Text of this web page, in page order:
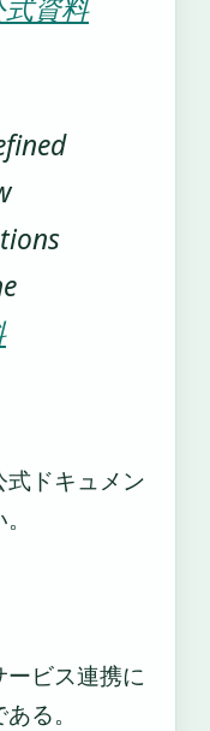
式資料
ドキュメン
ビス連携に
る。